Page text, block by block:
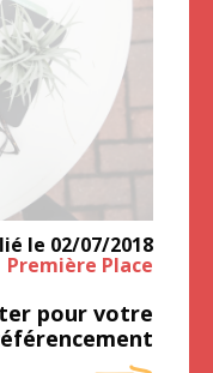
le 02/07/2018
Première Place
pour votre